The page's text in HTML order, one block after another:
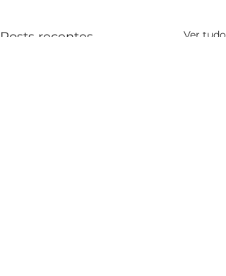
Posts recentes Ver tudo